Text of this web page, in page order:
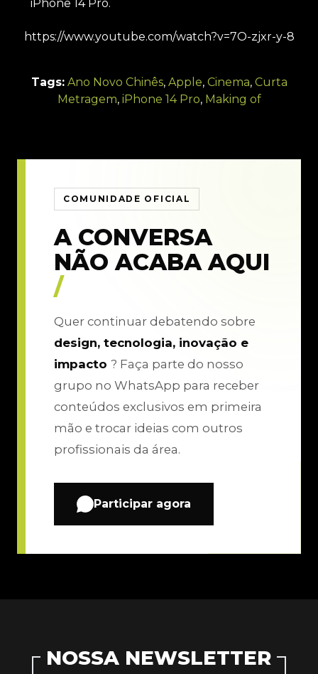
iPhone 14 Pro.
https://www.youtube.com/watch?v=7O-zjxr-y-8
Tags: Ano Novo Chinês, Apple, Cinema, Curta
Metragem, iPhone 14 Pro, Making of
COMUNIDADE OFICIAL
A CONVERSA
NÃO ACABA AQUI
/
Quer continuar debatendo sobre
design, tecnologia, inovação e
impacto ? Faça parte do nosso
grupo no WhatsApp para receber
conteúdos exclusivos em primeira
mão e trocar ideias com outros
profissionais da área.
Participar agora
NOSSA NEWSLETTER